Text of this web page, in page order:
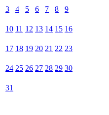
3 4 5 6 7 8 9
10 11 12 13 14 15 16
17 18 19 20 21 22 23
24 25 26 27 28 29 30
31